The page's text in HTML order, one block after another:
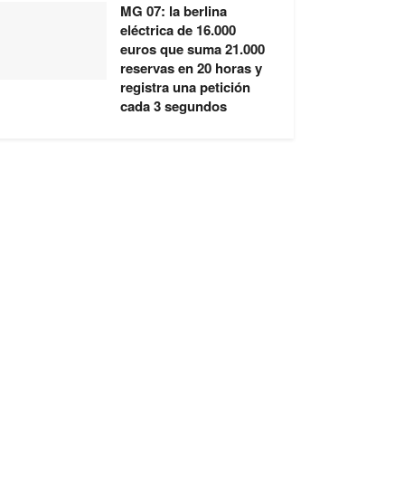
MG 07: la berlina
eléctrica de 16.000
euros que suma 21.000
reservas en 20 horas y
registra una petición
cada 3 segundos